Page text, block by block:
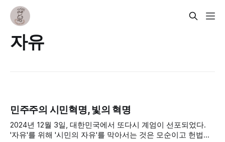
자유
민주주의 시민혁명, 빛의 혁명
2024년 12월 3일, 대한민국에서 또다시 계엄이 선포되었다.
'자유'를 위해 '시민의 자유'를 막아서는 것은 모순이고 헌법상